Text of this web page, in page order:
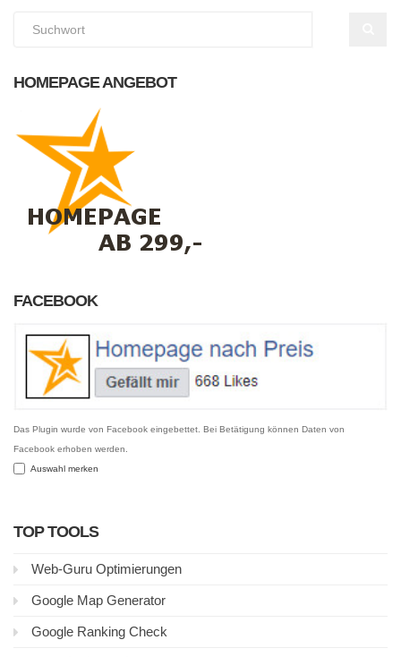
HOMEPAGE ANGEBOT
FACEBOOK
Das Plugin wurde von Facebook eingebettet. Bei Betätigung können Daten von
Facebook erhoben werden.
Auswahl merken
TOP TOOLS
Web-Guru Optimierungen
Google Map Generator
Google Ranking Check